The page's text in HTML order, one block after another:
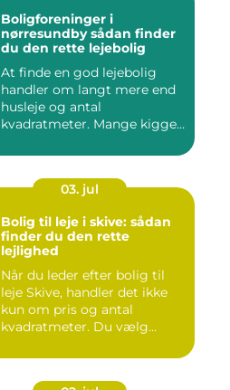
Boligforeninger i
nørresundby sådan finder
du den rette lejebolig
At finde en god lejebolig
handler om langt mere end
husleje og antal
kvadratmeter. Mange kigger
03. jul
Bolig til leje i skive: sådan
finder du den rette
lejlighed
Når du leder efter bolig til
leje Skive, handler det ikke
kun om pris og antal
kvadratmeter. Du vælg...